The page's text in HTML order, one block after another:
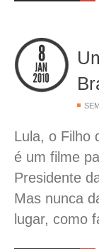
Lula, o Filho
é um filme
Presidente
Mas nunca
lugar, como